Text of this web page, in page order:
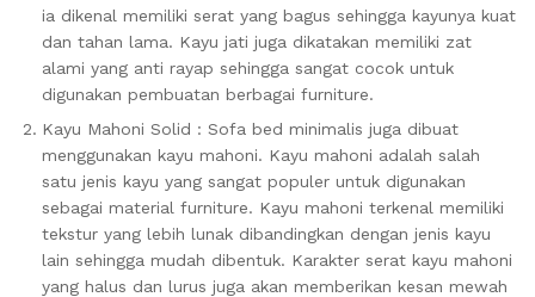
ia dikenal memiliki serat yang bagus sehingga kayunya kuat
dan tahan lama. Kayu jati juga dikatakan memiliki zat
alami yang anti rayap sehingga sangat cocok untuk
digunakan pembuatan berbagai furniture.
Kayu Mahoni Solid : Sofa bed minimalis juga dibuat
menggunakan kayu mahoni. Kayu mahoni adalah salah
satu jenis kayu yang sangat populer untuk digunakan
sebagai material furniture. Kayu mahoni terkenal memiliki
tekstur yang lebih lunak dibandingkan dengan jenis kayu
lain sehingga mudah dibentuk. Karakter serat kayu mahoni
yang halus dan lurus juga akan memberikan kesan mewah